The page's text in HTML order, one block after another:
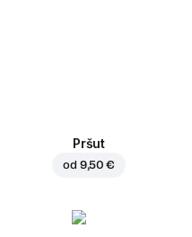
Pršut
od 9,50 €